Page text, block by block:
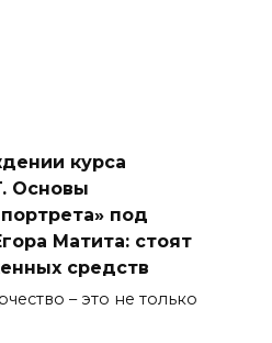
курса
Основы
под
Матита: стоят
средств
– это не только